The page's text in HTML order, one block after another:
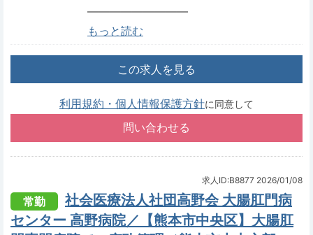
―――――――――
もっと読む
この求人を見る
利用規約・個人情報保護方針に同意して
求人ID:B8877 2026/01/08
常勤
社会医療法人社団高野会 大腸肛門病
センター 高野病院／【熊本市中央区】大腸肛